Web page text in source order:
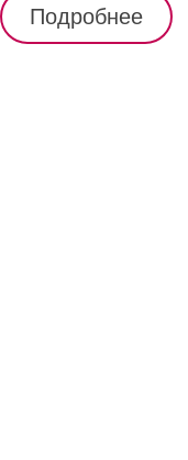
Подробнее